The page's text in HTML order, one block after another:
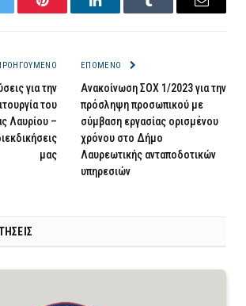
Pinterest LinkedInTumblr Email
για την
του
Λαυρίου –
μας
ΕΠΌΜΕΝΟ
Ανακοίνωση ΣΟΧ 1/2023 για την
πρόσληψη προσωπικού με
σύμβαση εργασίας ορισμένου
χρόνου στο Δήμο
Λαυρεωτικής ανταποδοτικών
υπηρεσιών